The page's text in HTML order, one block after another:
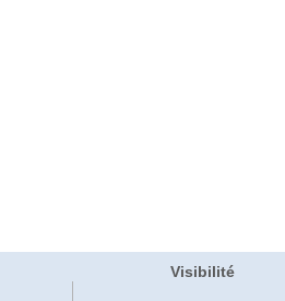
Visibilité